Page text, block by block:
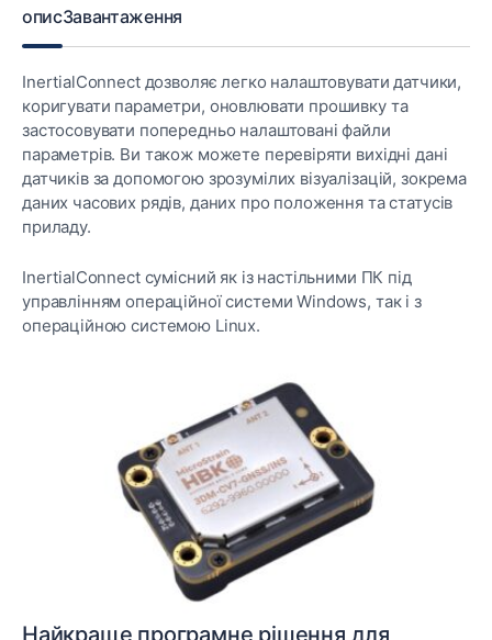
описЗавантаження
InertialConnect дозволяє легко налаштовувати датчики,
коригувати параметри, оновлювати прошивку та
застосовувати попередньо налаштовані файли
параметрів. Ви також можете перевіряти вихідні дані
датчиків за допомогою зрозумілих візуалізацій, зокрема
даних часових рядів, даних про положення та статусів
приладу.
InertialConnect сумісний як із настільними ПК під
управлінням операційної системи Windows, так і з
операційною системою Linux.
Найкраще програмне рішення для